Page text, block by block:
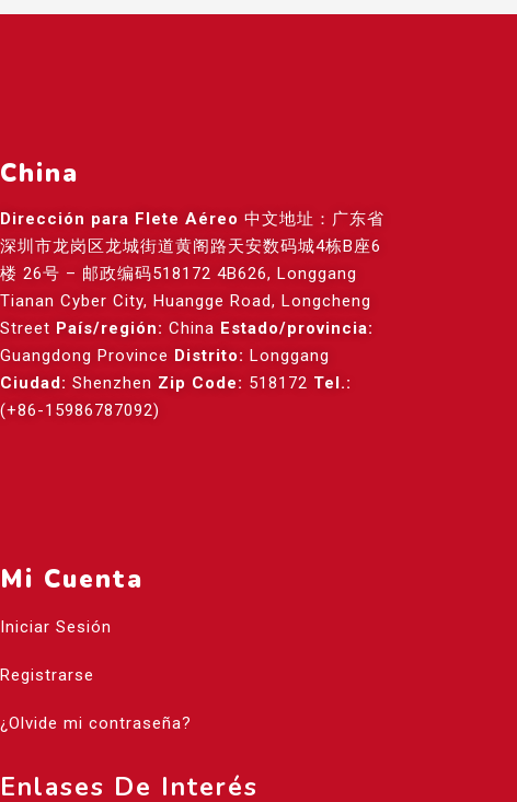
China
Dirección para Flete Aéreo 中文地址：广东省
深圳市龙岗区龙城街道黄阁路天安数码城4栋B座6
楼 26号 – 邮政编码518172 4B626, Longgang
Tianan Cyber City, Huangge Road, Longcheng
Street País/región: China Estado/provincia:
Guangdong Province Distrito: Longgang
Ciudad: Shenzhen Zip Code: 518172 Tel.:
(+86-15986787092)
Mi Cuenta
Iniciar Sesión
Registrarse
¿Olvide mi contraseña?
Enlases De Interés